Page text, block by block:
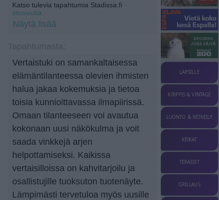
Katso tulevia tapahtumia Stadissa.fi -
etusivulta.
Näytä lisää
Vertaistuki on samankaltaisessa
elämäntilanteessa olevien ihmisten
halua jakaa kokemuksia ja tietoa
toisia kunnioittavassa ilmapiirissä.
Omaan tilanteeseen voi avautua
kokonaan uusi näkökulma ja voit
saada vinkkejä arjen
helpottamiseksi. Kaikissa
vertaisilloissa on kahvitarjoilu ja
osallistujille tuoksuton tuotenäyte.
Lämpimästi tervetuloa myös uusille
LAPSILLE
KIRPPIS & VINTAGE
LUONTO & RETKEILY
KEIKAT
TERASSIT
GRILLAUS